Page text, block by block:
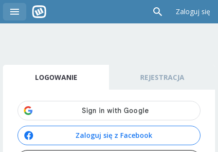
Zaloguj się
LOGOWANIE REJESTRACJA
Zaloguj się z Facebook